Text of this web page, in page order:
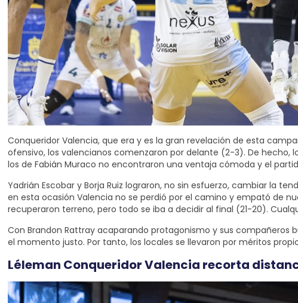
Conqueridor Valencia, que era y es la gran revelación de esta
ofensivo, los valencianos comenzaron por delante (2-3). De hecho,
los de Fabián Muraco no encontraron una ventaja cómoda y el
Yadrián Escobar y Borja Ruiz lograron, no sin esfuerzo, cambiar la
en esta ocasión Valencia no se perdió por el camino y empató de
recuperaron terreno, pero todo se iba a decidir al final (21-20).
Con Brandon Rattray acaparando protagonismo y sus compañeros
el momento justo. Por tanto, los locales se llevaron por méritos
Léleman Conqueridor Valencia recorta